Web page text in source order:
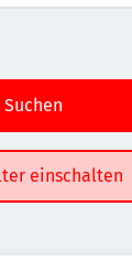
Suchen
einschalten